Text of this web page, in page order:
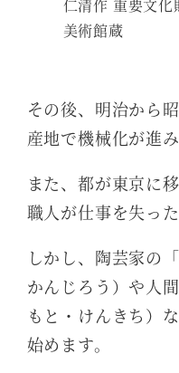
仁清作 重要文
美術館蔵
その後、明治から
産地で機械化が進み
また、都が東京に
職人が仕事を失った
しかし、陶芸家の
かんじろう）や人
もと・けんきち）
始めます。